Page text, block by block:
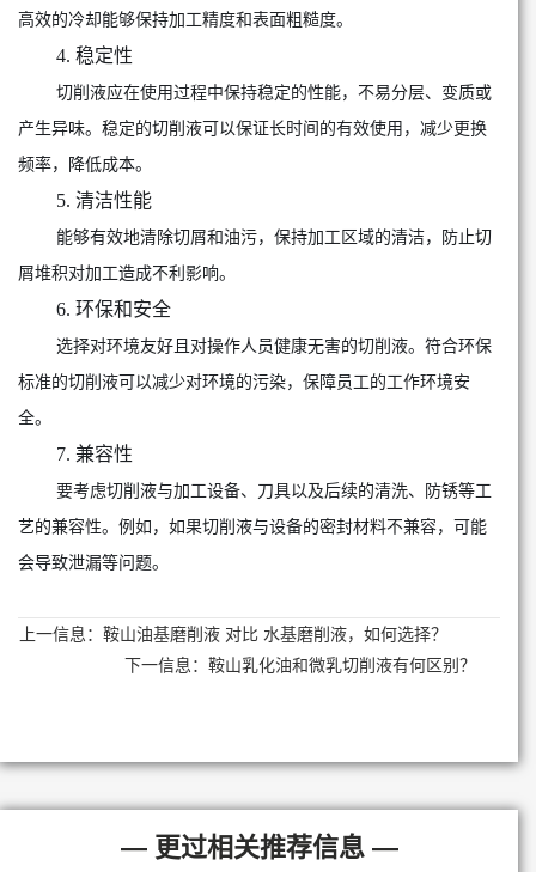
高效的冷却能够保持加工精度和表面粗糙度。
4. 稳定性
切削液应在使用过程中保持稳定的性能，不易分层、变质或
产生异味。稳定的切削液可以保证长时间的有效使用，减少更换
频率，降低成本。
5. 清洁性能
能够有效地清除切屑和油污，保持加工区域的清洁，防止切
屑堆积对加工造成不利影响。
6. 环保和安全
选择对环境友好且对操作人员健康无害的切削液。符合环保
标准的切削液可以减少对环境的污染，保障员工的工作环境安
全。
7. 兼容性
要考虑切削液与加工设备、刀具以及后续的清洗、防锈等工
艺的兼容性。例如，如果切削液与设备的密封材料不兼容，可能
会导致泄漏等问题。
上一信息： 鞍山油基磨削液 对比 水基磨削液，如何选择？
下一信息：鞍山乳化油和微乳切削液有何区别？
— 更过相关推荐信息 —